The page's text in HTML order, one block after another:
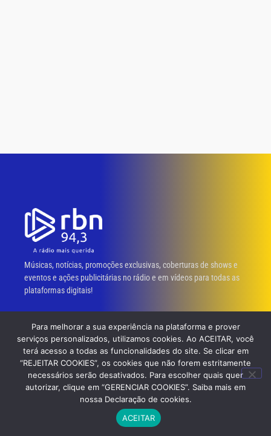
Músicas, notícias, promoções exclusivas, coberturas de shows e
eventos e ações publicitárias no rádio e em vídeos para todas as
plataformas digitais!
RBN 94,3 FM
A RBN Fm
Programação
Anuncie aqui
NOTÍCIAS
Destaque
Esportes
Eventos
Para melhorar a sua experiência na plataforma e prover
serviços personalizados, utilizamos cookies. Ao ACEITAR, você
terá acesso a todas as funcionalidades do site. Se clicar em
“REJEITAR COOKIES”, os cookies que não forem estritamente
necessários serão desativados. Para escolher quais quer
autorizar, clique em “GERENCIAR COOKIES”. Saiba mais em
nossa Declaração de cookies.
ACEITAR